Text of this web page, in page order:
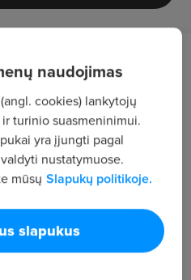
paslaugų pardavimas
paieška ir
esamiems
naudojimas
cookies) lankytojų
turinio suasmeninimui.
yra įjungti pagal
nustatymuose.
mūsų Slapukų politikoje.
slapukus